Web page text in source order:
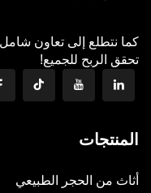
كما نتطلع إلى تعاون شامل
تحقق الربح للجميع!
المنتجات
أثاث من الحجر الطبيعي